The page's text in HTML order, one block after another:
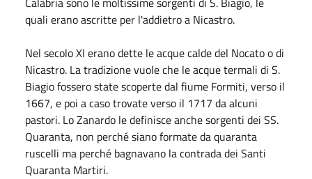
quali erano ascritte per l'addietro a Nicastro.
Nel secolo XI erano dette le acque calde del Nocato o di
Nicastro. La tradizione vuole che le acque termali di S.
Biagio fossero state scoperte dal fiume Formiti, verso il
1667, e poi a caso trovate verso il 1717 da alcuni
pastori. Lo Zanardo le definisce anche sorgenti dei SS.
Quaranta, non perché siano formate da quaranta
ruscelli ma perché bagnavano la contrada dei Santi
Quaranta Martiri.